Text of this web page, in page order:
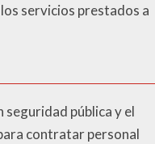
servicios prestados a
pública y el
contratar personal